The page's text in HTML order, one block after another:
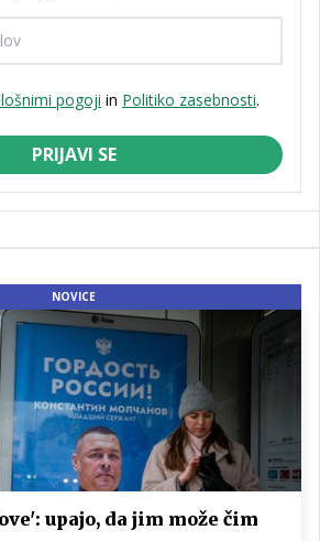
pogoji in Politiko zasebnosti.
PRIJAVI SE
NOVICE
upajo, da jim može čim